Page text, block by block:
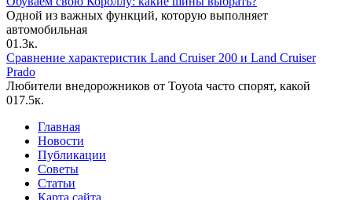
Одной из важных функций, которую выполняет
автомобильная
01.3к.
Сравнение характеристик Land Cruiser 200 и Land Cruiser
Prado
Любители внедорожников от Toyota часто спорят, какой
017.5к.
Главная
Новости
Публикации
Советы
Статьи